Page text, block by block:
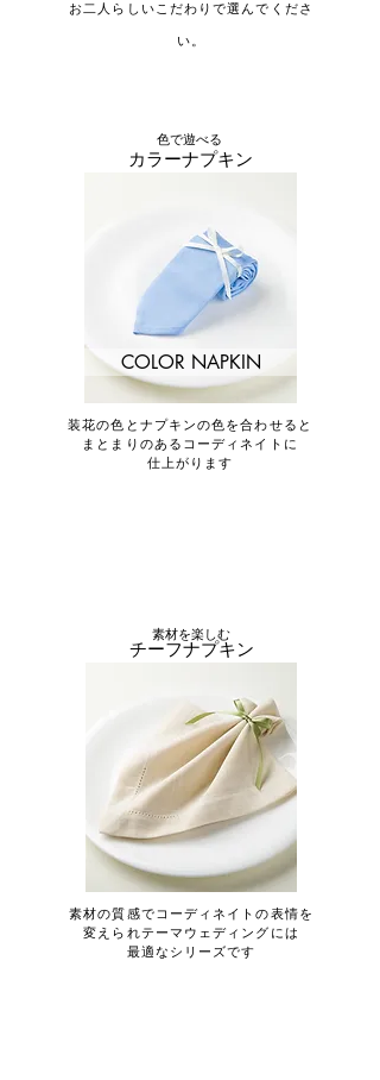
お二人らしいこだわりで選んでくださ
い。
カラーナプキン
色で遊べる
COLOR NAPKIN
装花の色とナプキンの色を合わせると
​まとまりのあるコーディネイトに
仕上がります
チーフナプキン
素材を楽しむ
CHIEF NAPKIN
素材の質感でコーディネイトの表情を
変えられ​テーマウェディングには
最適なシリーズです